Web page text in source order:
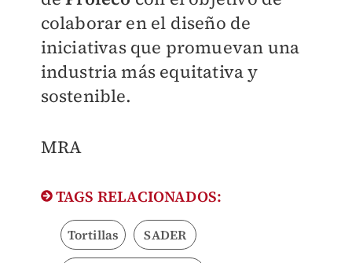
colaborar en el diseño de
iniciativas que promuevan una
industria más equitativa y
sostenible.
MRA
TAGS RELACIONADOS:
Tortillas SADER